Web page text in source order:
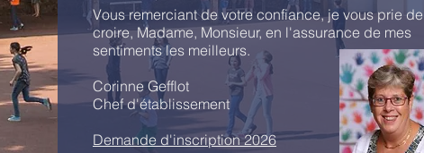
Vous remerciant de votre confiance, je vous prie de
croire, Madame, Monsieur, en l'assurance de mes
sentiments les meilleurs.
Corinne Gefflot
Chef d'établissement
Demande d'inscription 2026